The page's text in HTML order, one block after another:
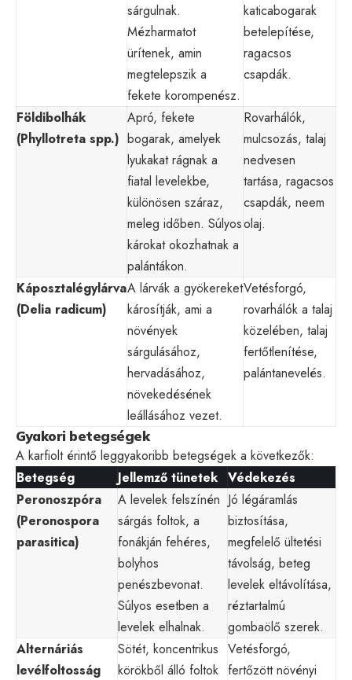
sárgulnak.
Mézharmatot
ürítenek, amin
megtelepszik a
fekete korompenész.
katicabogarak
betelepítése,
ragacsos
csapdák.
Földibolhák
(Phyllotreta spp.)
Apró, fekete
bogarak, amelyek
lyukakat rágnak a
fiatal levelekbe,
különösen száraz,
meleg időben. Súlyos
károkat okozhatnak a
palántákon.
Rovarhálók,
mulcsozás, talaj
nedvesen
tartása, ragacsos
csapdák, neem
olaj.
Káposztalégylárva
(Delia radicum)
A lárvák a gyökereket
károsítják, ami a
növények
sárgulásához,
hervadásához,
növekedésének
leállásához vezet.
Vetésforgó,
rovarhálók a talaj
közelében, talaj
fertőtlenítése,
palántanevelés.
Gyakori betegségek
A karfiolt érintő leggyakoribb betegségek a következők:
Betegség
Jellemző tünetek Védekezés
Peronoszpóra
(Peronospora
parasitica)
A levelek felszínén
sárgás foltok, a
fonákján fehéres,
bolyhos
penészbevonat.
Súlyos esetben a
levelek elhalnak.
Jó légáramlás
biztosítása,
megfelelő ültetési
távolság, beteg
levelek eltávolítása,
réztartalmú
gombaölő szerek.
Alternáriás
levélfoltosság
Sötét, koncentrikus
körökből álló foltok
Vetésforgó,
fertőzött növényi